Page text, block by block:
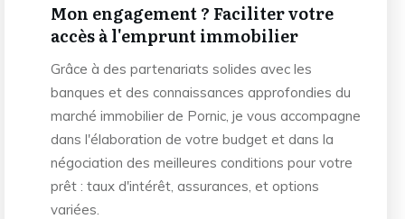
Mon engagement ? Faciliter votre
accès à l'emprunt immobilier
Grâce à des partenariats solides avec les
banques et des connaissances approfondies du
marché immobilier de Pornic, je vous accompagne
dans l'élaboration de votre budget et dans la
négociation des meilleures conditions pour votre
prêt : taux d'intérêt, assurances, et options
variées.